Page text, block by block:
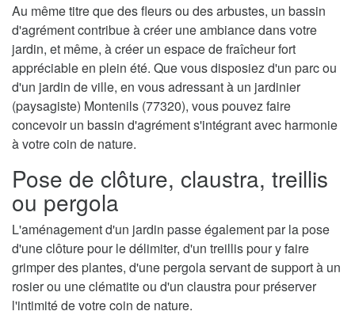
Au même titre que des fleurs ou des arbustes, un bassin
d'agrément contribue à créer une ambiance dans votre
jardin, et même, à créer un espace de fraîcheur fort
appréciable en plein été. Que vous disposiez d'un parc ou
d'un jardin de ville, en vous adressant à un jardinier
(paysagiste) Montenils (77320), vous pouvez faire
concevoir un bassin d'agrément s'intégrant avec harmonie
à votre coin de nature.
Pose de clôture, claustra, treillis
ou pergola
L'aménagement d'un jardin passe également par la pose
d'une clôture pour le délimiter, d'un treillis pour y faire
grimper des plantes, d'une pergola servant de support à un
rosier ou une clématite ou d'un claustra pour préserver
l'intimité de votre coin de nature.